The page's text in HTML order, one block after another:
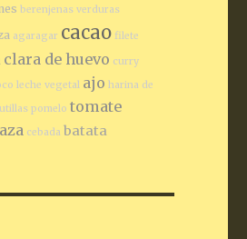
berenjenas verduras
agaragar cacao filete
clara de huevo curry
leche vegetal ajo harina de
pomelo tomate
cebada batata